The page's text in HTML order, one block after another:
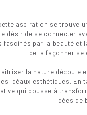
aspiration se trouve
désir de se connecter
fascinés par la beauté et
de la façonner
la nature découle
idéaux esthétiques. En
qui pousse à
idées de